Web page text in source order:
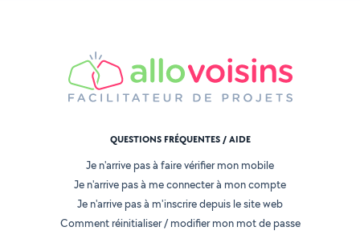
QUESTIONS FRÉQUENTES / AIDE
Je n'arrive pas à faire vérifier mon mobile
Je n'arrive pas à me connecter à mon compte
Je n'arrive pas à m'inscrire depuis le site web
Comment réinitialiser / modifier mon mot de passe